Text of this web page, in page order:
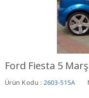
Ford Fiesta 5
Ürün Kodu : 2603-515A